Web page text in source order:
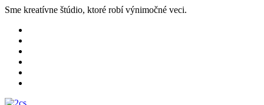
Sme kreatívne štúdio, ktoré robí výnimočné veci.